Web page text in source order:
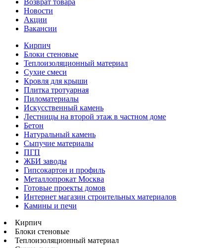
Возврат товара
Новости
Акции
Вакансии
Кирпич
Блоки стеновые
Теплоизоляционный материал
Сухие смеси
Кровля для крыши
Плитка тротуарная
Пиломатериалы
Искусственный камень
Лестницы на второй этаж в частном доме
Бетон
Натуральный камень
Сыпучие материалы
ПГП
ЖБИ заводы
Гипсокартон и профиль
Металлопрокат Москва
Готовые проекты домов
Интернет магазин строительных материалов
Камины и печи
Кирпич
Блоки стеновые
Теплоизоляционный материал